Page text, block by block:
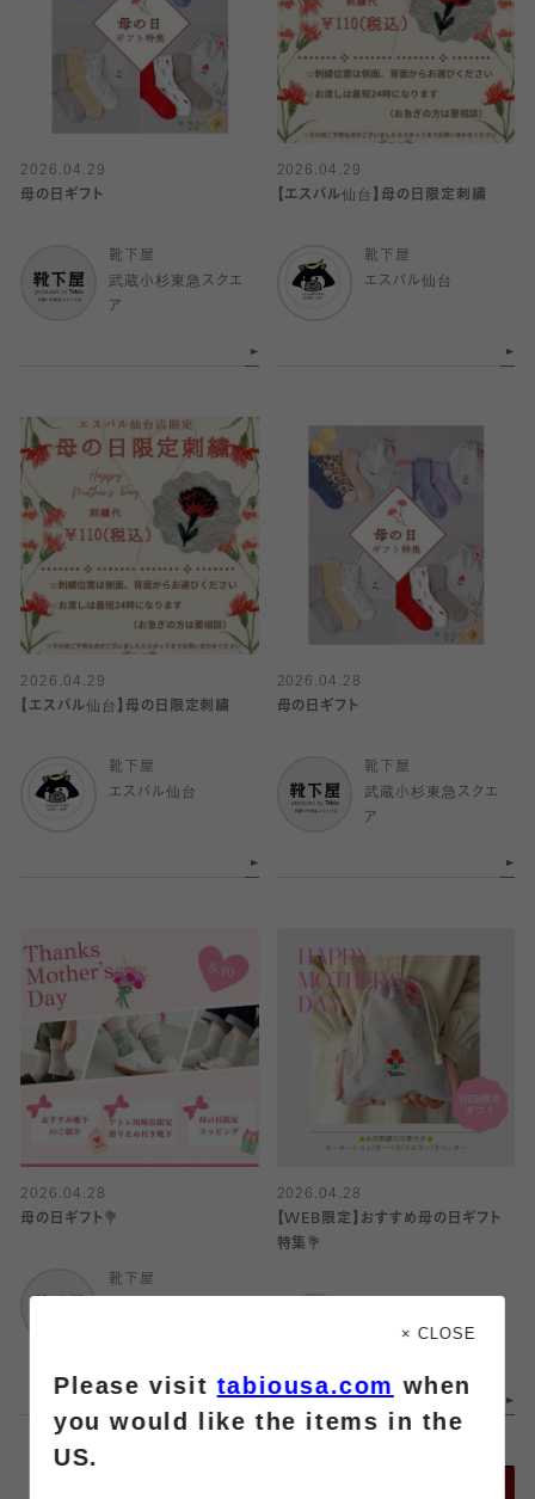
2026.04.29
母の日ギフト
靴下屋
武蔵小杉東急スクエ
ア
2026.04.29
【エスパル仙台】母の日限定刺繍
靴下屋
エスパル仙台
2026.04.29
【エスパル仙台】母の日限定刺繍
靴下屋
エスパル仙台
2026.04.28
母の日ギフト
靴下屋
武蔵小杉東急スクエ
ア
2026.04.28
母の日ギフト💐
靴下屋
2026.04.28
【WEB限定】おすすめ母の日ギフト
特集💐
アトレ大井町
× CLOSE
Please visittabiousa.com when
you would like the items in the
US.